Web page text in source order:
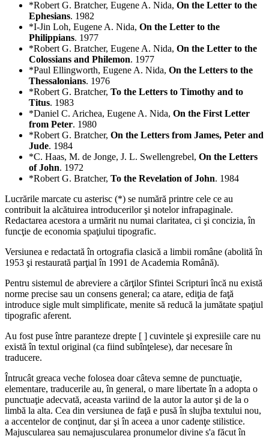
*Robert G. Bratcher, Eugene A. Nida, On the Letter to the
Ephesians. 1982
*I-Jin Loh, Eugene A. Nida, On the Letter to the
Philippians. 1977
*Robert G. Bratcher, Eugene A. Nida, On the Letter to the
Colossians and Philemon. 1977
*Paul Ellingworth, Eugene A. Nida, On the Letters to the
Thessalonians. 1976
*Robert G. Bratcher, To the Letters to Timothy and to
Titus. 1983
*Daniel C. Arichea, Eugene A. Nida, On the First Letter
from Peter. 1980
*Robert G. Bratcher, On the Letters from James, Peter and
Jude. 1984
*C. Haas, M. de Jonge, J. L. Swellengrebel, On the Letters
of John. 1972
*Robert G. Bratcher, To the Revelation of John. 1984
Lucrările marcate cu asterisc (*) se numără printre cele ce au
contribuit la alcătuirea introducerilor şi notelor infrapaginale.
Redactarea acestora a urmărit nu numai claritatea, ci şi concizia, în
funcţie de economia spaţiului tipografic.
Versiunea e redactată în ortografia clasică a limbii române (abolită în
1953 şi restaurată parţial în 1991 de Academia Română).
Pentru sistemul de abreviere a cărţilor Sfintei Scripturi încă nu există
norme precise sau un consens general; ca atare, ediţia de faţă
introduce sigle mult simplificate, menite să reducă la jumătate spaţiul
tipografic aferent.
Au fost puse între paranteze drepte [ ] cuvintele şi expresiile care nu
există în textul original (ca fiind subînţelese), dar necesare în
traducere.
Întrucât greaca veche folosea doar câteva semne de punctuaţie,
elementare, traducerile au, în general, o mare libertate în a adopta o
punctuaţie adecvată, aceasta variind de la autor la autor şi de la o
limbă la alta. Cea din versiunea de faţă e pusă în slujba textului nou,
a accentelor de conţinut, dar şi în aceea a unor cadenţe stilistice.
Majuscularea sau nemajuscularea pronumelor divine s'a făcut în